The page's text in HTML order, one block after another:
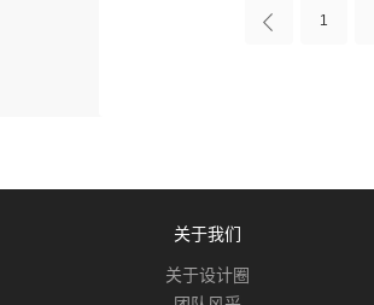
1
关于我们
关于设计圈